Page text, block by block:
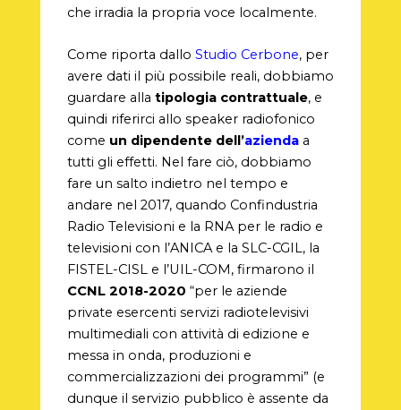
che irradia la propria voce localmente.
Come riporta dallo Studio Cerbone, per
avere dati il più possibile reali, dobbiamo
guardare alla tipologia contrattuale, e
quindi riferirci allo speaker radiofonico
come un dipendente dell’aziendaa
tutti gli effetti. Nel fare ciò, dobbiamo
fare un salto indietro nel tempo e
andare nel 2017, quando Confindustria
Radio Televisioni e la RNA per le radio e
televisioni con l’ANICA e la SLC-CGIL, la
FISTEL-CISL e l’UIL-COM, firmarono il
CCNL 2018-2020 “per le aziende
private esercenti servizi radiotelevisivi
multimediali con attività di edizione e
messa in onda, produzioni e
commercializzazioni dei programmi” (e
dunque il servizio pubblico è assente da